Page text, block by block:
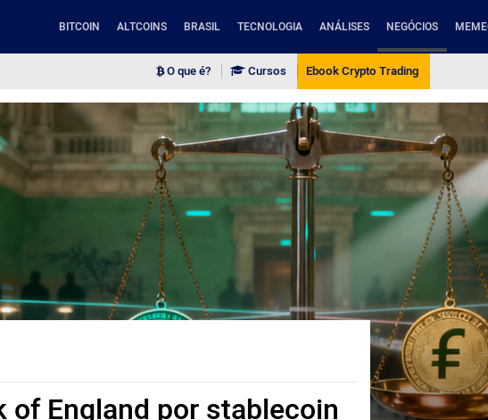
BITCOIN ALTCOINS BRASIL TECNOLOGIA ANÁLISES NEGÓCIOS
O que é? Cursos Ebook Crypto Trading
of England por stablecoin